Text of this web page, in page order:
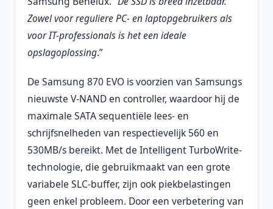
Zowel voor reguliere PC- en laptopgebruikers als
voor IT-professionals is het een ideale
opslagoplossing.”
De Samsung 870 EVO is voorzien van Samsungs
nieuwste V-NAND en controller, waardoor hij de
maximale SATA sequentiële lees- en
schrijfsnelheden van respectievelijk 560 en
530MB/s bereikt. Met de Intelligent TurboWrite-
technologie, die gebruikmaakt van een grote
variabele SLC-buffer, zijn ook piekbelastingen
geen enkel probleem. Door een verbetering van